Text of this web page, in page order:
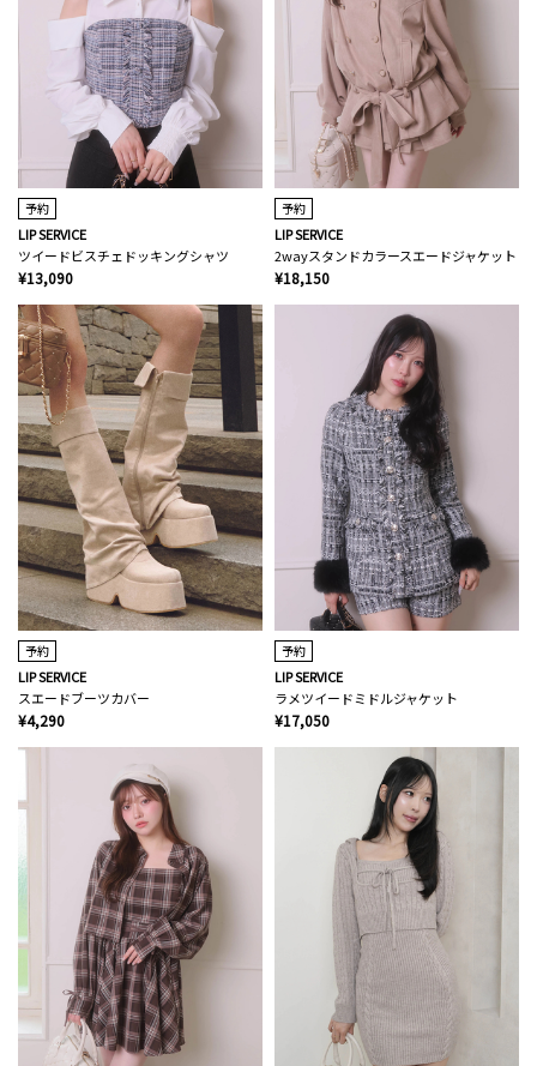
予約
LIP SERVICE
ツイードビスチェドッキングシャツ
¥13,090
予約
LIP SERVICE
2wayスタンドカラースエードジャケット
¥18,150
予約
LIP SERVICE
スエードブーツカバー
¥4,290
予約
LIP SERVICE
ラメツイードミドルジャケット
¥17,050